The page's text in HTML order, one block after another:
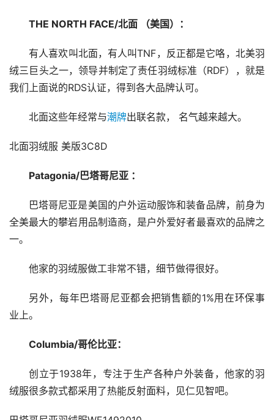
THE NORTH FACE/北面 （美国）：
有人喜欢叫北面，有人叫TNF，反正都是它咯，北美羽
绒三巨头之一，领导并制定了责任羽绒标准（RDF），就是
我们上面说的RDS认证，得到各大品牌认可。
北面这些年经常与潮牌出联名款， 名气越来越大。
北面羽绒服 美版3C8D
Patagonia/巴塔哥尼亚 ：
巴塔哥尼亚是美国的户外运动服饰和装备品牌，前身为
全美最大的攀岩用品制造商，是户外爱好者最喜欢的品牌之
一。
他家的羽绒服做工非常不错，细节做得很好。
另外，每年巴塔哥尼亚都会把销售额的1%用在环保事
业上。
Columbia/哥伦比亚：
创立于1938年，专注于生产各种户外装备，他家的羽
绒服很多款式都采用了热能反射面料，见仁见智吧。